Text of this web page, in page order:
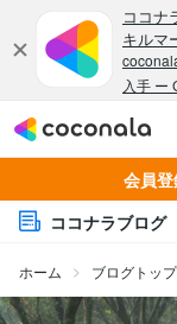
会員
ココナラブログ
ホーム ブログトップ